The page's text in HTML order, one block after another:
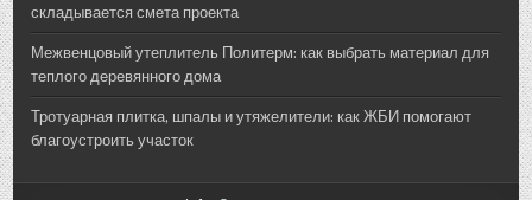
складывается смета проекта
Межвенцовый утеплитель Политерм: как выбрать материал для
теплого деревянного дома
Тротуарная плитка, шпалы и утяжелители: как ЖБИ помогают
благоустроить участок